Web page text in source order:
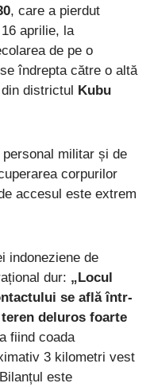
, care a pierdut
aprilie, la
de pe o
îndrepta către o altă
districtul Kubu
militar și de
corpurilor
accesul este extrem
indoneziene de
dur: „Locul
se află într-
deluros foarte
fiind coada
3 kilometri vest
este